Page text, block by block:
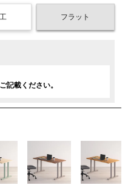
フラット
記載ください。